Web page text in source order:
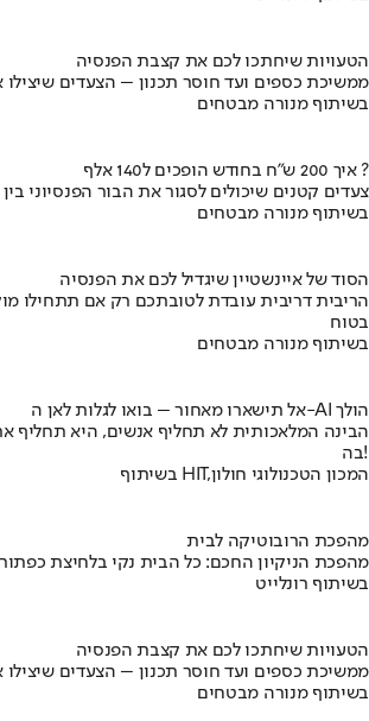
הטעויות שיחתכו לכם את קצבת הפנסיה
ממשיכת כספים ועד חוסר תכנון – הצעדים
בשיתוף מנורה מבטחים
איך 200 ש"ח בחודש הופכים ל140 אלף ?
צעדים קטנים שיכולים לסגור את הבור הפנסיוני
בשיתוף מנורה מבטחים
הסוד של איינשטיין שיגדיל לכם את הפנסיה
הריבית דריבית עובדת לטובתכם רק אם תתחילו
בטוח
בשיתוף מנורה מבטחים
אל תישארו מאחור – בואו לגלות לאן ה-AI הולך
הבינה המלאכותית לא תחליף אנשים, היא
בה!
בשיתוף HIT,המכון הטכנולוגי חולון
מהפכת הרובוטיקה לבית
מהפכת הניקיון החכם: כל הבית נקי בלחיצת כפתור
בשיתוף רונלייט
הטעויות שיחתכו לכם את קצבת הפנסיה
ממשיכת כספים ועד חוסר תכנון – הצעדים
בשיתוף מנורה מבטחים